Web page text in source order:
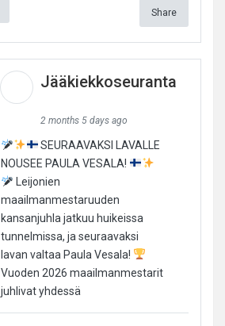
Share
Jääkiekkoseuranta
2 months 5 days ago
SEURAAVAKSI LAVALLE
NOUSEE PAULA VESALA!
Leijonien
maailmanmestaruuden
kansanjuhla jatkuu huikeissa
tunnelmissa, ja seuraavaksi
lavan valtaa Paula Vesala!
Vuoden 2026 maailmanmestarit
juhlivat yhdessä